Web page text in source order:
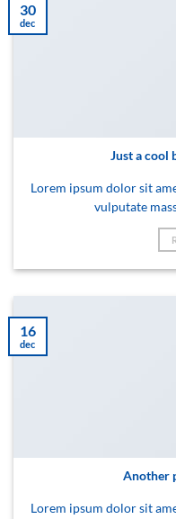
Just a cool
Lorem ipsum dolor sit
vulputate
30
dec
Another
Lorem ipsum dolor sit
16
dec